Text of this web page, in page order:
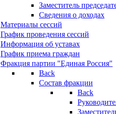
Заместитель
Сведения о доходах
Материалы сессий
График проведения сессий
Информация об уставах
График приема граждан
Фракция партии "Единая Россия"
Back
Состав фракции
Back